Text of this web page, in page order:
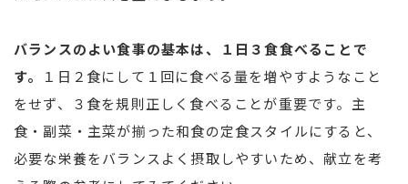
バランスのよい食事の基本は、１日３食食べることで
す。
１日２食にして１回に食べる量を増やすようなこと
をせず、３食を規則正しく食べることが重要です。主
食・副菜・主菜が揃った和食の定食スタイルにすると、
必要な栄養をバランスよく摂取しやすいため、献立を考